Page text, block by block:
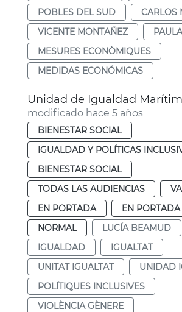
POBLES DEL SUD
CARLOS
VICENTE MONTAÑEZ
MESURES ECONÒMIQUES
MEDIDAS ECONÓMICAS
Unidad de Igualdad
modificado hace 5 años
BIENESTAR SOCIAL
IGUALDAD Y POLÍTICAS
BIENESTAR SOCIAL
TODAS LAS AUDIENCIAS
EN PORTADA
EN
NORMAL
LUCÍA BEAMUD
IGUALDAD
IGUALTAT
UNITAT IGUALTAT
UNIDAD
POLÍTIQUES INCLUSIVES
VIOLÈNCIA GÈNERE